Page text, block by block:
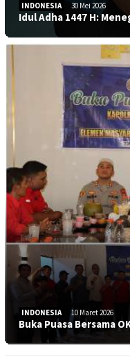
INDONESIA 30 Mei 2026
Idul Adha 1447 H:
INDONESIA 10 Maret 2026
Buka Puasa Bersama